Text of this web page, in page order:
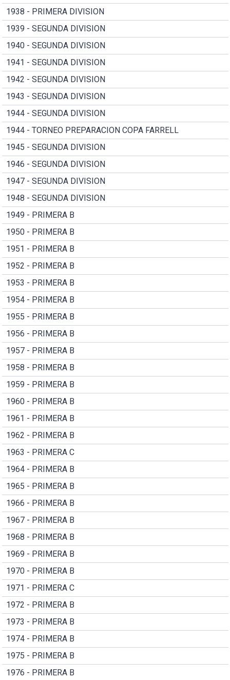
1938 - PRIMERA DIVISION
1939 - SEGUNDA DIVISION
1940 - SEGUNDA DIVISION
1941 - SEGUNDA DIVISION
1942 - SEGUNDA DIVISION
1943 - SEGUNDA DIVISION
1944 - SEGUNDA DIVISION
1944 - TORNEO PREPARACION COPA FARRELL
1945 - SEGUNDA DIVISION
1946 - SEGUNDA DIVISION
1947 - SEGUNDA DIVISION
1948 - SEGUNDA DIVISION
1949 - PRIMERA B
1950 - PRIMERA B
1951 - PRIMERA B
1952 - PRIMERA B
1953 - PRIMERA B
1954 - PRIMERA B
1955 - PRIMERA B
1956 - PRIMERA B
1957 - PRIMERA B
1958 - PRIMERA B
1959 - PRIMERA B
1960 - PRIMERA B
1961 - PRIMERA B
1962 - PRIMERA B
1963 - PRIMERA C
1964 - PRIMERA B
1965 - PRIMERA B
1966 - PRIMERA B
1967 - PRIMERA B
1968 - PRIMERA B
1969 - PRIMERA B
1970 - PRIMERA B
1971 - PRIMERA C
1972 - PRIMERA B
1973 - PRIMERA B
1974 - PRIMERA B
1975 - PRIMERA B
1976 - PRIMERA B